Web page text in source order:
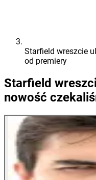
Starfield wreszcie
od premiery
Starfield
nowość